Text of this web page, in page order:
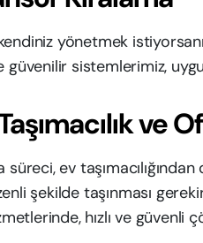
yönetmek
sistemlerimiz,
ve
süreci, ev
şekilde taşınması
hızlı ve güvenli